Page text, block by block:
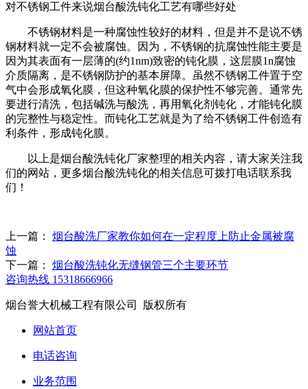
对不锈钢工件来说烟台酸洗钝化工艺有哪些好处
不锈钢材料是一种腐蚀性较好的材料，但是并不是说不锈
钢材料就一定不会被腐蚀。因为，不锈钢的抗腐蚀性能主要是
因为其表面有一层薄的(约1nm)致密的钝化膜，这层膜1n腐蚀
介质隔离，是不锈钢防护的基本屏障。虽然不锈钢工件置于空
气中会形成氧化膜，但这种氧化膜的保护性不够完善。通常先
要进行清洗，包括碱洗与酸洗，再用氧化剂钝化，才能钝化膜
的完整性与稳定性。而钝化工艺就是为了给不锈钢工件创造有
利条件，形成钝化膜。
以上是烟台酸洗钝化厂家整理的相关内容，请大家关注我
们的网站，更多烟台酸洗钝化的相关信息可拨打电话联系我
们！
上一篇： 烟台酸洗厂家教你如何在一定程度上防止金属被腐
蚀
下一篇： 烟台酸洗钝化无缝钢管三个主要环节
咨询热线 15318666966
烟台誉大机械工程有限公司 版权所有
网站首页
电话咨询
业务范围